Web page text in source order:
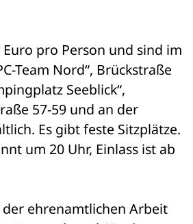
pro Person und sind im
Team Nord“, Brückstraße
Seeblick“,
57-59 und an der
Es gibt feste Sitzplätze.
um 20 Uhr, Einlass ist ab
ehrenamtlichen Arbeit